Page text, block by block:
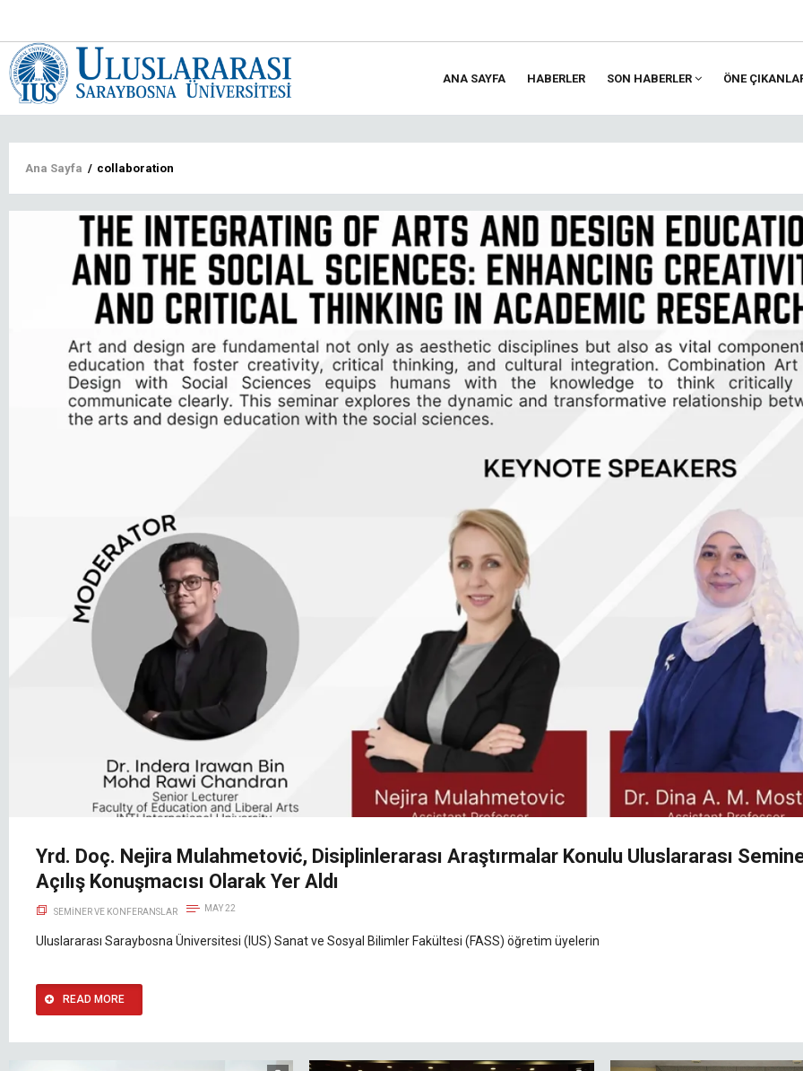
ANA SAYFA HABERLER SON HABERLER ÖNE
Sayfa
yolu
Ana Sayfa / collaboration
Yrd. Doç. Nejira Mulahmetović, Disiplinlerarası Araştırmalar Konulu Uluslararası
Açılış Konuşmacısı Olarak Yer Aldı
SEMINER VE KONFERANSLAR MAY 22
Uluslararası Saraybosna Üniversitesi (IUS) Sanat ve Sosyal Bilimler Fakültesi (FASS) öğretim üyelerin
READ MORE